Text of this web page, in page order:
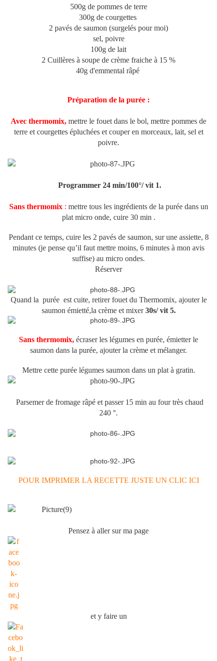
500g de pommes de terre
300g de courgettes
2 pavés de saumon (surgelés pour moi)
sel, poivre
100g de lait
2 Cuillères à soupe de crème fraiche à 15 %
40g d'emmental râpé
Préparation de la purée :
Avec thermomix, mettre le fouet dans le bol, mettre pommes de
terre et courgettes épluchées et couper en morceaux, lait, sel et
poivre.
Programmer 24 min/100°/ vit 1.
Sans thermomix : mettre tous les ingrédients de la purée dans un
plat micro onde, cuire 30 min .
Pendant ce temps, cuire les 2 pavés de saumon, sur une assiette, 8
minutes (je pense qu’il faut mettre moins, 6 minutes à mon avis
suffise) au micro ondes.
Réserver
Quand la purée est cuite, retirer fouet du Thermomix, ajouter le
saumon émietté,la crème et mixer30s/ vit 5.
Sans thermomix, écraser les légumes en purée, émietter le
saumon dans la purée, ajouter la crème et mélanger.
Mettre cette purée légumes saumon dans un plat à gratin.
Parsemer de fromage râpé et passer 15 min au four très chaud
240 °.
POUR IMPRIMER LA RECETTE JUSTE UN CLIC ICI
Pensez à aller sur ma page
et y faire un